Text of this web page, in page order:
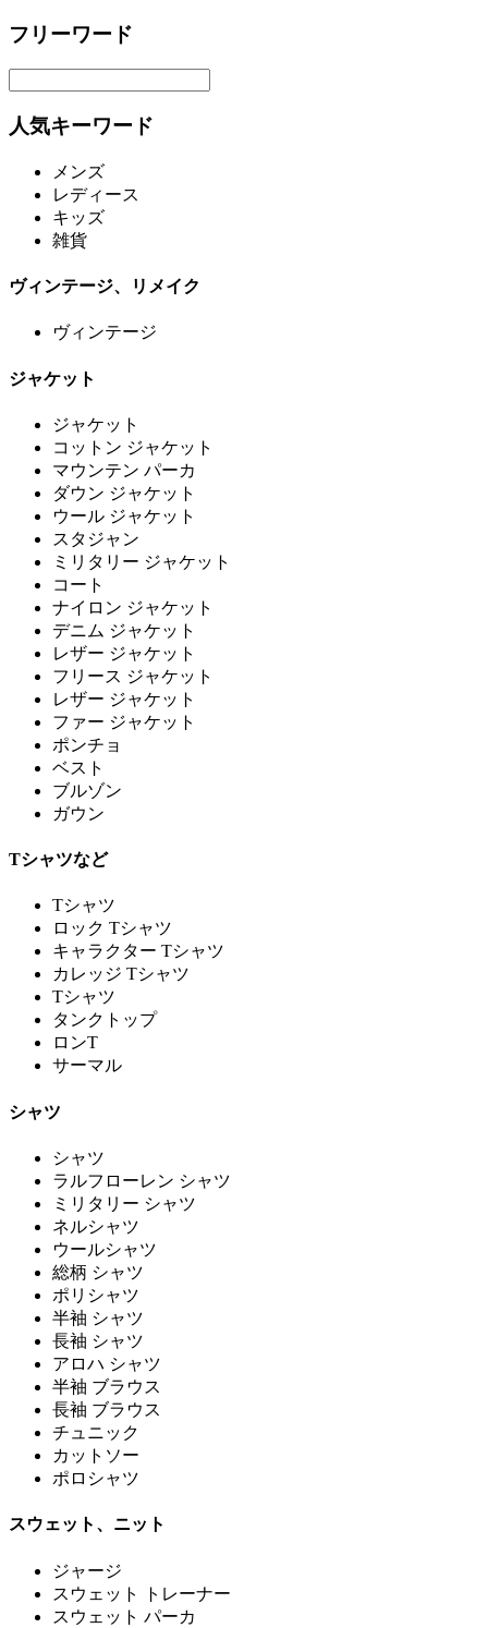
フリーワード
人気キーワード
メンズ
レディース
キッズ
雑貨
ヴィンテージ、リメイク
ヴィンテージ
ジャケット
ジャケット
コットン ジャケット
マウンテン パーカ
ダウン ジャケット
ウール ジャケット
スタジャン
ミリタリー ジャケット
コート
ナイロン ジャケット
デニム ジャケット
レザー ジャケット
フリース ジャケット
レザー ジャケット
ファー ジャケット
ポンチョ
ベスト
ブルゾン
ガウン
Tシャツなど
Tシャツ
ロック Tシャツ
キャラクター Tシャツ
カレッジ Tシャツ
Tシャツ
タンクトップ
ロンT
サーマル
シャツ
シャツ
ラルフローレン シャツ
ミリタリー シャツ
ネルシャツ
ウールシャツ
総柄 シャツ
ポリシャツ
半袖 シャツ
長袖 シャツ
アロハ シャツ
半袖 ブラウス
長袖 ブラウス
チュニック
カットソー
ポロシャツ
スウェット、ニット
ジャージ
スウェット トレーナー
スウェット パーカ